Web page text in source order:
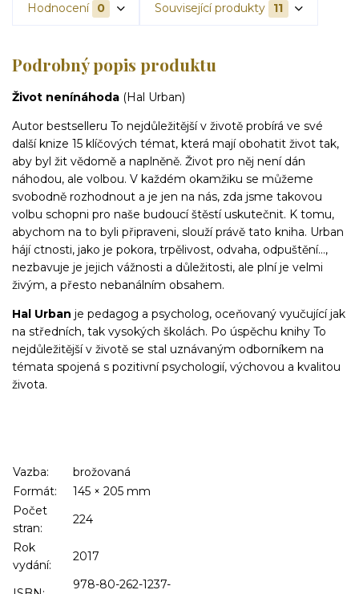
Hodnocení 0 Související produkty 11
Podrobný popis produktu
Život nenínáhoda (Hal Urban)
Autor bestselleru To nejdůležitější v životě probírá ve své
další knize 15 klíčových témat, která mají obohatit život tak,
aby byl žit vědomě a naplněně. Život pro něj není dán
náhodou, ale volbou. V každém okamžiku se můžeme
svobodně rozhodnout a je jen na nás, zda jsme takovou
volbu schopni pro naše budoucí štěstí uskutečnit. K tomu,
abychom na to byli připraveni, slouží právě tato kniha. Urban
hájí ctnosti, jako je pokora, trpělivost, odvaha, odpuštění…,
nezbavuje je jejich vážnosti a důležitosti, ale plní je velmi
živým, a přesto nebanálním obsahem.
Hal Urban je pedagog a psycholog, oceňovaný vyučující jak
na středních, tak vysokých školách. Po úspěchu knihy To
nejdůležitější v životě se stal uznávaným odborníkem na
témata spojená s pozitivní psychologií, výchovou a kvalitou
života.
Vazba:
brožovaná
Formát:
145 × 205 mm
Počet
stran:
224
Rok
vydání:
2017
978-80-262-1237-